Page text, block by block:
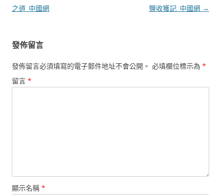
導
之道_中國網
鹽收獲記_中國網 →
發佈留言
發佈留言必須填寫的電子郵件地址不會公開。 必填欄位標示為 *
留言 *
顯示名稱 *